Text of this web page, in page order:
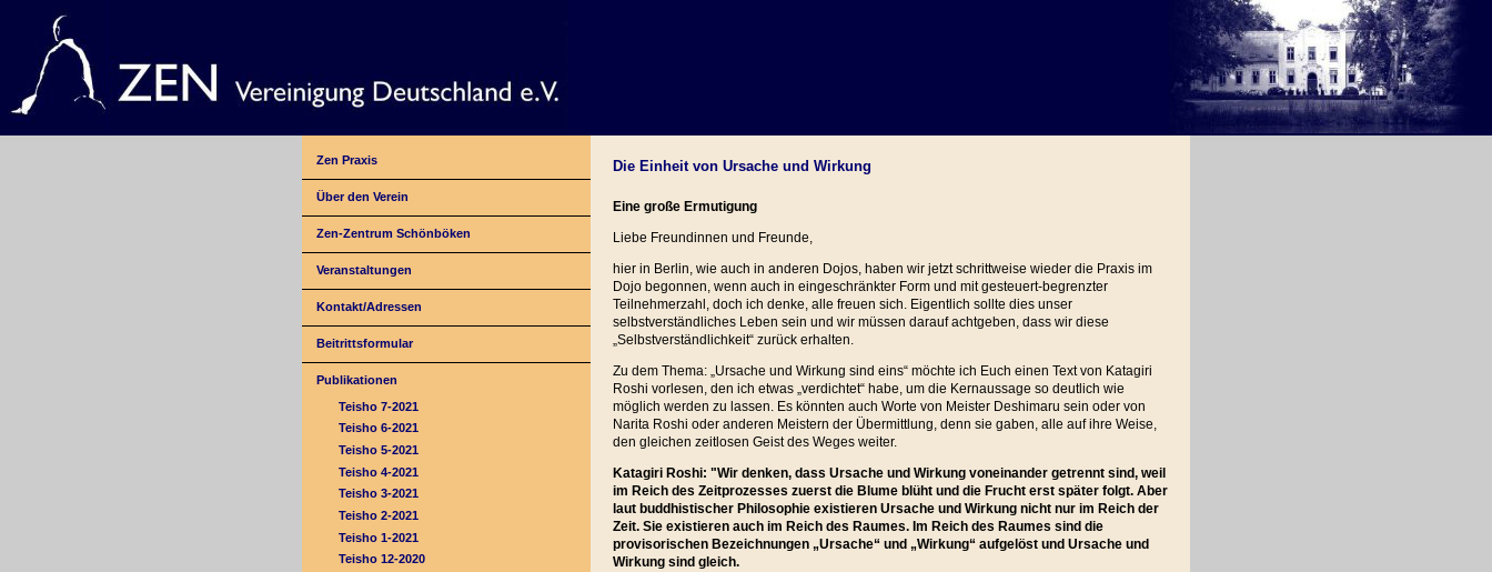
Zen Praxis
Über den Verein
Zen-Zentrum Schönböken
Veranstaltungen
Kontakt/Adressen
Beitrittsformular
Publikationen
Teisho 7-2021
Teisho 6-2021
Teisho 5-2021
Teisho 4-2021
Teisho 3-2021
Teisho 2-2021
Teisho 1-2021
Teisho 12-2020
Die Einheit von Ursache und Wirkung
Eine große Ermutigung
Liebe Freundinnen und Freunde,
hier in Berlin, wie auch in anderen Dojos, haben wir jetzt schrittweise wieder die Praxis im
Dojo begonnen, wenn auch in eingeschränkter Form und mit gesteuert-begrenzter
Teilnehmerzahl, doch ich denke, alle freuen sich. Eigentlich sollte dies unser
selbstverständliches Leben sein und wir müssen darauf achtgeben, dass wir diese
„Selbstverständlichkeit“ zurück erhalten.
Zu dem Thema: „Ursache und Wirkung sind eins“ möchte ich Euch einen Text von Katagiri
Roshi vorlesen, den ich etwas „verdichtet“ habe, um die Kernaussage so deutlich wie
möglich werden zu lassen. Es könnten auch Worte von Meister Deshimaru sein oder von
Narita Roshi oder anderen Meistern der Übermittlung, denn sie gaben, alle auf ihre Weise,
den gleichen zeitlosen Geist des Weges weiter.
Katagiri Roshi: "Wir denken, dass Ursache und Wirkung voneinander getrennt sind, weil
im Reich des Zeitprozesses zuerst die Blume blüht und die Frucht erst später folgt. Aber
laut buddhistischer Philosophie existieren Ursache und Wirkung nicht nur im Reich der
Zeit. Sie existieren auch im Reich des Raumes. Im Reich des Raumes sind die
provisorischen Bezeichnungen „Ursache“ und „Wirkung“ aufgelöst und Ursache und
Wirkung sind gleich.